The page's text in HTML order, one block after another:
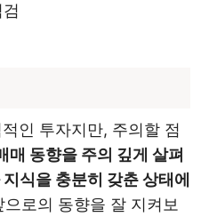
인 투자지만, 주의할 점
매 동향을 주의 깊게 살펴
식을 충분히 갖춘 상태에
으로의 동향을 잘 지켜보